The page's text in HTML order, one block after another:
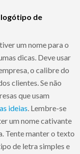
de
um nome para o
dicas. Deve usar
o calibre do
clientes. Se não
que usam
ideias . Lembre-se
um nome cativante
Tente manter o texto
de letra simples e